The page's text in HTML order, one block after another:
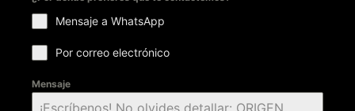
Mensaje a WhatsApp
Por correo electrónico
Mensaje